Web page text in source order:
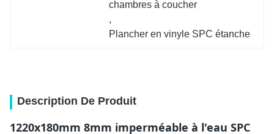
chambres à coucher
,
Plancher en vinyle SPC étanche
Description De Produit
1220x180mm 8mm imperméable à l'eau SPC